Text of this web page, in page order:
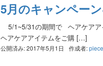
5月のキャンペー
5/1~5/31の期間で ヘアケア
ヘアケアアイテムをご購 […]
公開済み: 2017年5月1日 作成者:piece